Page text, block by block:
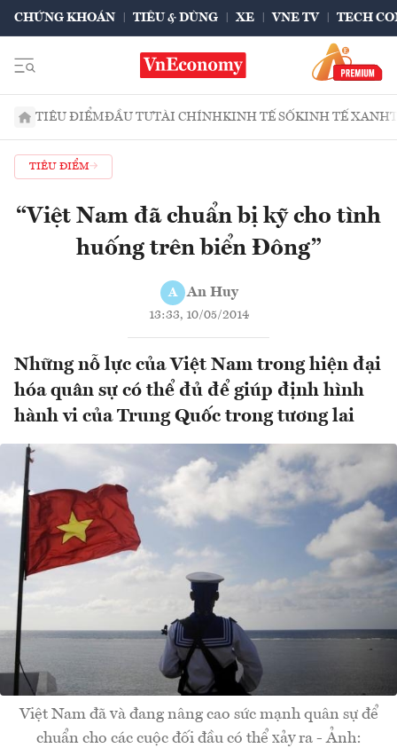
CHỨNG KHOÁN TIÊU & DÙNG XE VNE TV TECH
TIÊU ĐIỂMĐẦU TƯTÀI CHÍNHKINH TẾ SỐKINH TẾ XANH
TIÊU ĐIỂM
“Việt Nam đã chuẩn bị kỹ cho tình
huống trên biển Đông”
A An Huy
13:33, 10/05/2014
Những nỗ lực của Việt Nam trong hiện đại
hóa quân sự có thể đủ để giúp định hình
hành vi của Trung Quốc trong tương lai
Việt Nam đã và đang nâng cao sức mạnh quân sự để
chuẩn cho các cuộc đối đầu có thể xảy ra - Ảnh: